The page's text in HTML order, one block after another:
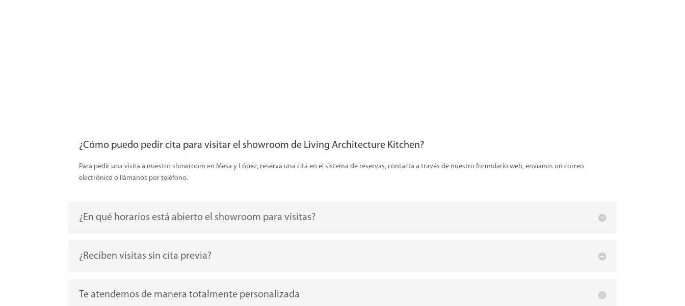
¿Cómo puedo pedir cita para visitar el showroom de Living Architecture Kitchen?
Para pedir una visita a nuestro showroom en Mesa y López, reserva una cita en el sistema de reservas, contacta a través de nuestro formulario web, envíanos un correo
electrónico o llámanos por teléfono.
¿En qué horarios está abierto el showroom para visitas?
¿Reciben visitas sin cita previa?
Te atendemos de manera totalmente personalizada